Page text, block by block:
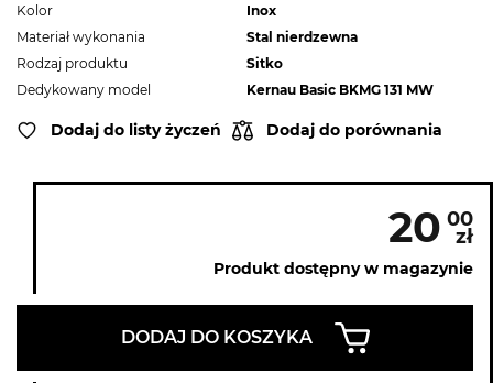
Kolor
Inox
Materiał wykonania
Stal nierdzewna
Rodzaj produktu
Sitko
Dedykowany model
Kernau Basic BKMG 131 MW
Dodaj do listy życzeń Dodaj do porównania
20 00
zł
Produkt dostępny w magazynie
DODAJ DO KOSZYKA